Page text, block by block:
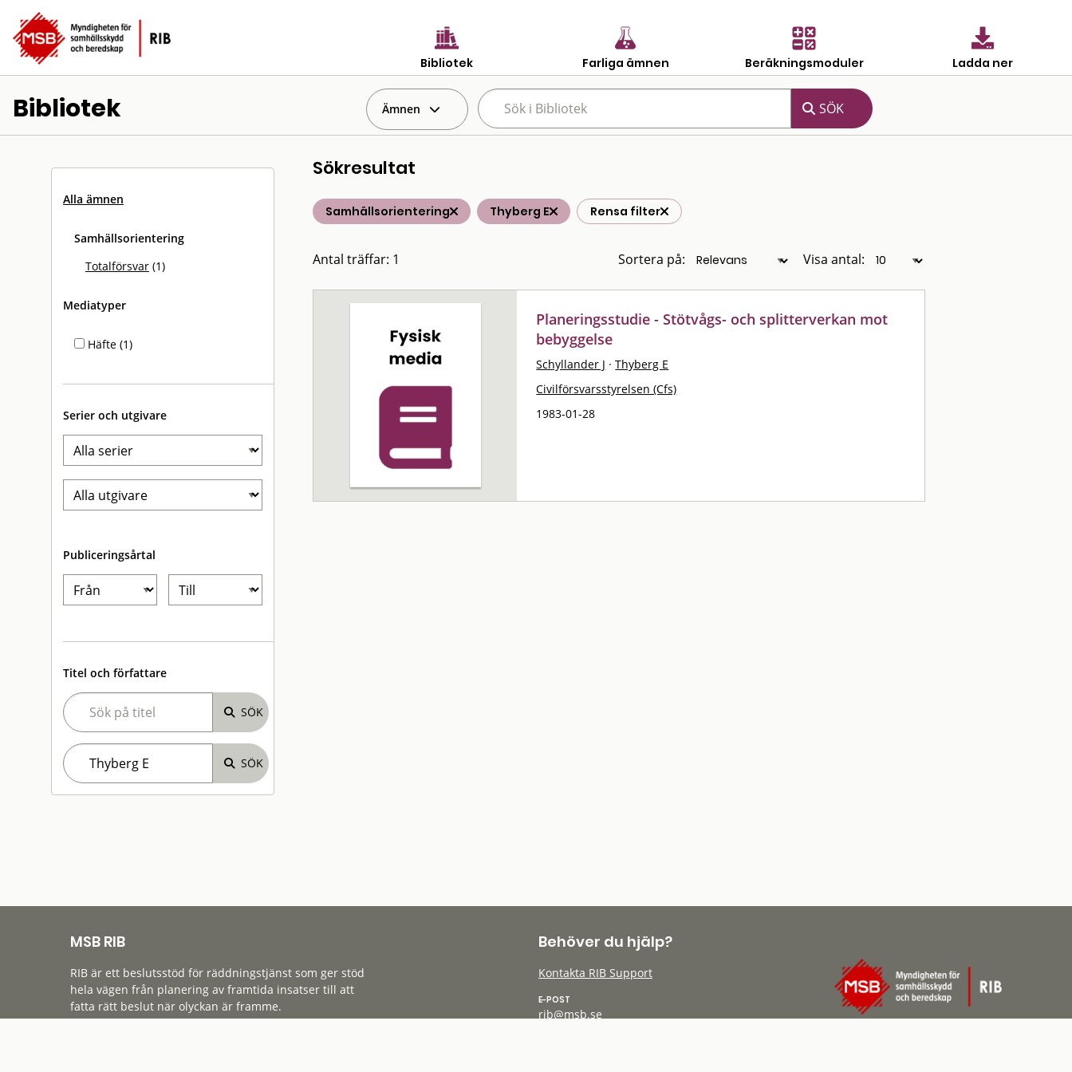
Bibliotek Farliga ämnen Beräkningsmoduler Ladda ner
Bibliotek Ämnen
Alla ämnen
Samhällsorientering
Totalförsvar (1)
Mediatyper
Häfte (1)
Serier och utgivare
Publiceringsårtal
Titel och författare
Sökresultat
Samhällsorientering Thyberg E Rensa filter
Antal träffar: 1 Sortera på: Visa antal:
Planeringsstudie - Stötvågs- och splitterverkan mot
bebyggelse
Schyllander J · Thyberg E
Civilförsvarsstyrelsen (Cfs)
1983-01-28
MSB RIB
RIB är ett beslutsstöd för räddningstjänst som ger stöd
hela vägen från planering av framtida insatser till att
fatta rätt beslut när olyckan är framme.
Behöver du hjälp?
Kontakta RIB Support
E-POST
rib@msb.se